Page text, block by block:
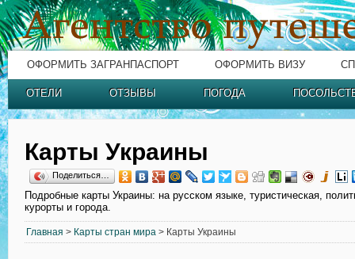
ОФОРМИТЬ ЗАГРАНПАСПОРТ ОФОРМИТЬ ВИЗУ
ОТЕЛИ ОТЗЫВЫ ПОГОДА
Карты Украины
Поделиться…
Подробные карты Украины: на русском языке, туристическая,
курорты и города.
Главная > Карты стран мира > Карты Украины